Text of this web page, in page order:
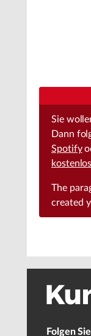
Sie
Dann
Spotify
The
created
Folgen